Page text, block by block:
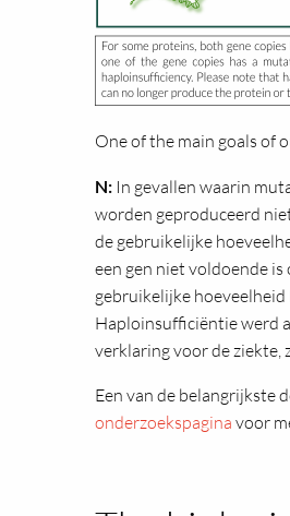
One of the main goals of
N: In gevallen waarin
worden geproduceerd
de gebruikelijke
een gen niet voldoende
gebruikelijke
Haploinsufficiëntie werd
verklaring voor de ziekte,
Een van de belangrijkste
onderzoekspagina voor